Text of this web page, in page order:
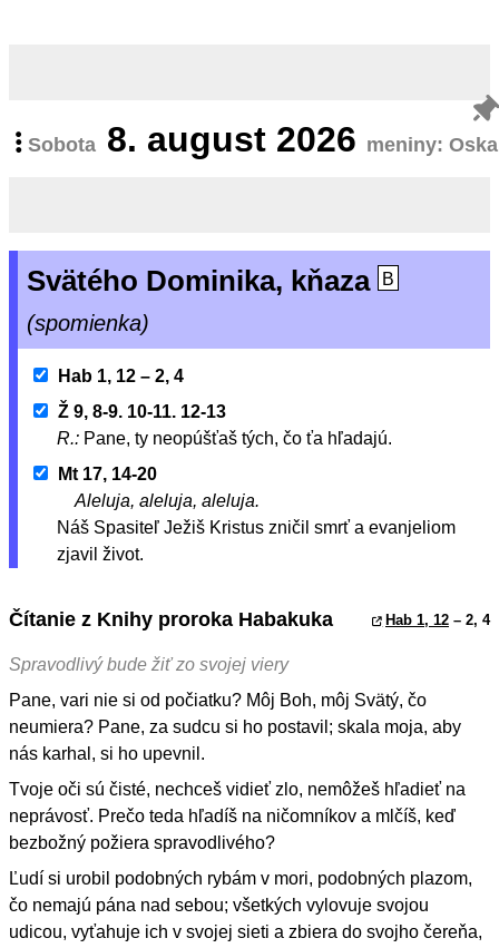
Sobota 8. august 2026 meniny:
Svätého Dominika, kňaza B
(spomienka)
Hab 1, 12 – 2, 4
Ž 9, 8-9. 10-11. 12-13
R.: Pane, ty neopúšťaš tých, čo ťa hľadajú.
Mt 17, 14-20
Aleluja, aleluja, aleluja.
Náš Spasiteľ Ježiš Kristus zničil smrť a evanjeliom
zjavil život.
Čítanie z Knihy proroka Habakuka Hab 1, 12 – 2, 4
Spravodlivý bude žiť zo svojej viery
Pane, vari nie si od počiatku? Môj Boh, môj Svätý, čo
neumiera? Pane, za sudcu si ho postavil; skala moja, aby
nás karhal, si ho upevnil.
Tvoje oči sú čisté, nechceš vidieť zlo, nemôžeš hľadieť na
neprávosť. Prečo teda hľadíš na ničomníkov a mlčíš, keď
bezbožný požiera spravodlivého?
Ľudí si urobil podobných rybám v mori, podobných plazom,
čo nemajú pána nad sebou; všetkých vylovuje svojou
udicou, vyťahuje ich v svojej sieti a zbiera do svojho čereňa,